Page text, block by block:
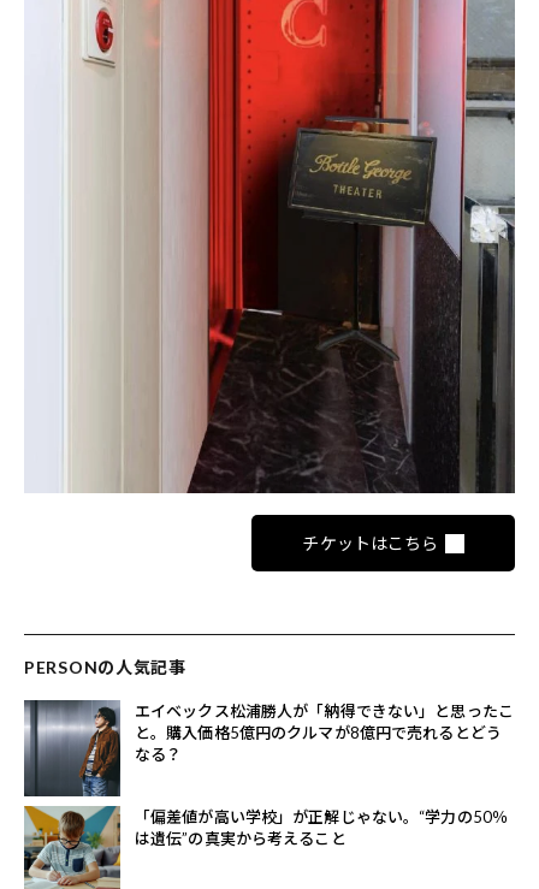
チケットはこちら
PERSONの人気記事
エイベックス松浦勝人が「納得できない」と思ったこ
と。購入価格5億円のクルマが8億円で売れるとどう
なる？
「偏差値が高い学校」が正解じゃない。“学力の50％
は遺伝”の真実から考えること